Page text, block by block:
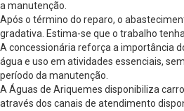
a manutenção.
Após o término do reparo, o
gradativa. Estima-se que o trabalho
A concessionária reforça a importância
água e uso em atividades essenciais,
período da manutenção.
A Águas de Ariquemes disponibiliza
através dos canais de atendimento